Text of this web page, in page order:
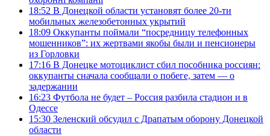
18:52 В Донецкой области установят более 20-ти
мобильных железобетонных укрытий
18:09 Оккупанты поймали “посредницу телефонных
мошенников”: их жертвами якобы были и пенсионеры
из Горловки
17:16 В Донецке мотоциклист сбил пособника россиян:
оккупанты сначала сообщали о побеге, затем — о
задержании
16:23 Футбола не будет – Россия разбила стадион и в
Одессе
15:30 Зеленский обсудил с Драпатым оборону Донецкой
области